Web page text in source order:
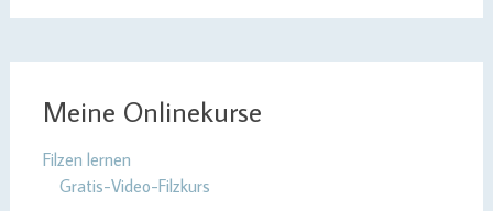
Meine Onlinekurse
Filzen lernen
Gratis-Video-Filzkurs